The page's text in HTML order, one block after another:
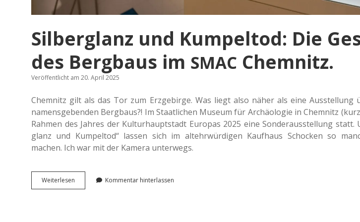
Silberglanz und Kumpeltod: Die
des Bergbaus im SMAC Chemnitz.
Veröffentlicht am 20. April 2025
Chem­nitz gilt als das Tor zum Erz­ge­bir­ge. Was liegt also näher als eine Aus­stel­lung
namens­ge­ben­den Berg­baus?! Im Staat­li­chen Museum für Archäo­lo­gie in Chem­nitz
Rahmen des Jahres der Kul­tur­haupt­stadt Euro­pas 2025 eine Son­der­aus­stel­lung
glanz und Kum­pel­tod“ lassen sich im alt­ehr­wür­di­gen Kauf­haus Scho­cken so
machen. Ich war mit der Kamera unterwegs.
Wei­ter­le­sen
ber­
Kommentar hinterlassen